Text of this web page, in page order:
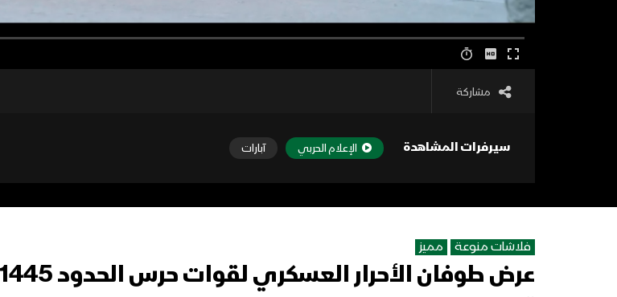
مشاركة
سيرفرات المشاهدة الإعلام الحربي آبارات
فلاشات منوعة مميز
عرض طوفان الأحرار العسكري لقوات حرس الحدود 1445هـ – فلاشة